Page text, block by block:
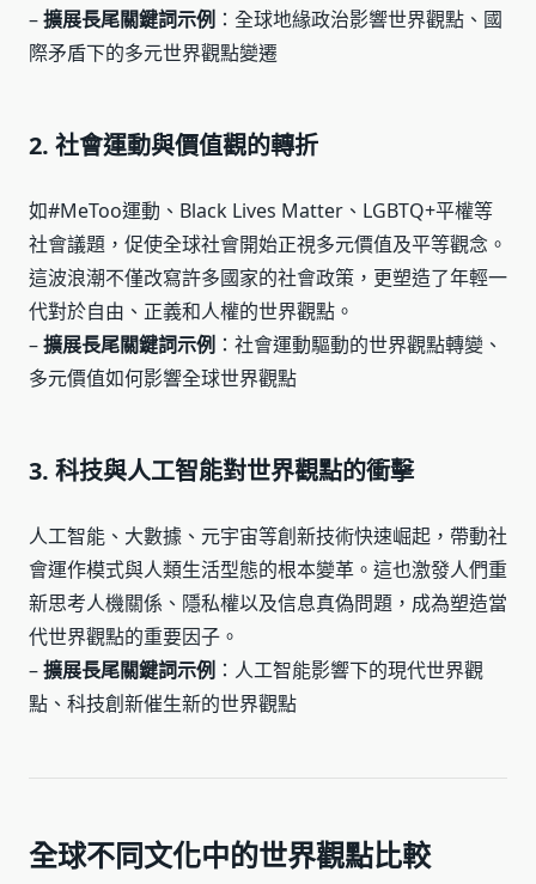
–擴展長尾關鍵詞示例 ：全球地緣政治影響世界觀點、國
際矛盾下的多元世界觀點變遷
2. 社會運動與價值觀的轉折
如#MeToo運動、Black Lives Matter、LGBTQ+平權等
社會議題，促使全球社會開始正視多元價值及平等觀念。
這波浪潮不僅改寫許多國家的社會政策，更塑造了年輕一
代對於自由、正義和人權的世界觀點。
–擴展長尾關鍵詞示例 ：社會運動驅動的世界觀點轉變、
多元價值如何影響全球世界觀點
3. 科技與人工智能對世界觀點的衝擊
人工智能、大數據、元宇宙等創新技術快速崛起，帶動社
會運作模式與人類生活型態的根本變革。這也激發人們重
新思考人機關係、隱私權以及信息真偽問題，成為塑造當
代世界觀點的重要因子。
–擴展長尾關鍵詞示例 ：人工智能影響下的現代世界觀
點、科技創新催生新的世界觀點
全球不同文化中的世界觀點比較